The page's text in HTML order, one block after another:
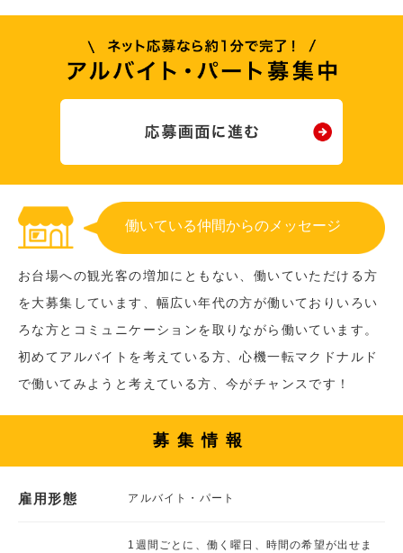
働いている仲間からのメッセージ
お台場への観光客の増加にともない、働いていただける方
を大募集しています、幅広い年代の方が働いておりいろい
ろな方とコミュニケーションを取りながら働いています。
初めてアルバイトを考えている方、心機一転マクドナルド
で働いてみようと考えている方、今がチャンスです！
募集情報
雇用形態 アルバイト・パート
1週間ごとに、働く曜日、時間の希望が出せま